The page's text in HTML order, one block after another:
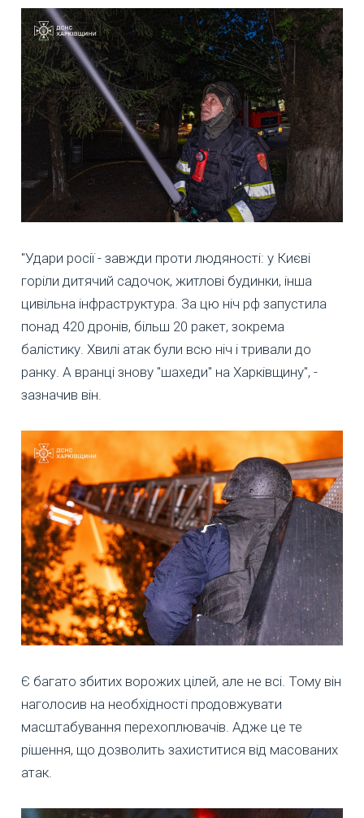
"Удари росії - завжди проти людяності: у Києві
горіли дитячий садочок, житлові будинки, інша
цивільна інфраструктура. За цю ніч рф запустила
понад 420 дронів, більш 20 ракет, зокрема
балістику. Хвилі атак були всю ніч і тривали до
ранку. А вранці знову "шахеди" на Харківщину", -
зазначив він.
Є багато збитих ворожих цілей, але не всі. Тому він
наголосив на необхідності продовжувати
масштабування перехоплювачів. Адже це те
рішення, що дозволить захиститися від масованих
атак.